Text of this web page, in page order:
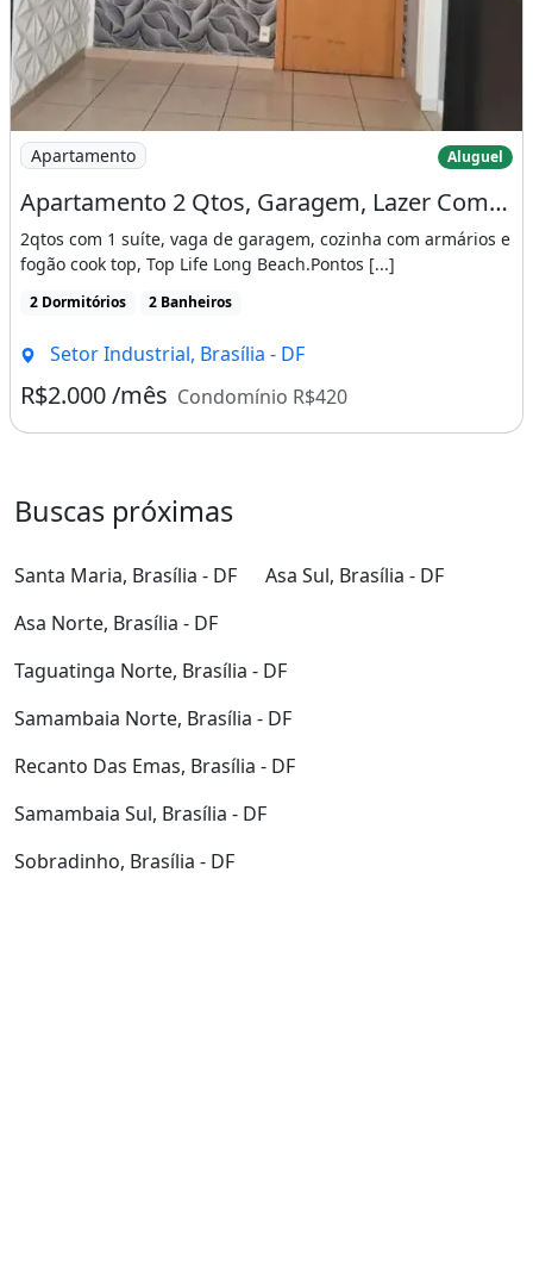
Imagem: Apartamento 2 Qtos, Garagem, Lazer Completo
Apartamento Aluguel
Apartamento 2 Qtos, Garagem, Lazer Completo, Taguatinga, Top Life
2qtos com 1 suíte, vaga de garagem, cozinha com armários e
fogão cook top, Top Life Long Beach.Pontos [...]
2 Dormitórios 2 Banheiros
Setor Industrial, Brasília - DF
R$2.000 /mês Condomínio R$420
Buscas próximas
Santa Maria, Brasília - DF
Asa Sul, Brasília - DF
Asa Norte, Brasília - DF
Taguatinga Norte, Brasília - DF
Samambaia Norte, Brasília - DF
Recanto Das Emas, Brasília - DF
Samambaia Sul, Brasília - DF
Sobradinho, Brasília - DF